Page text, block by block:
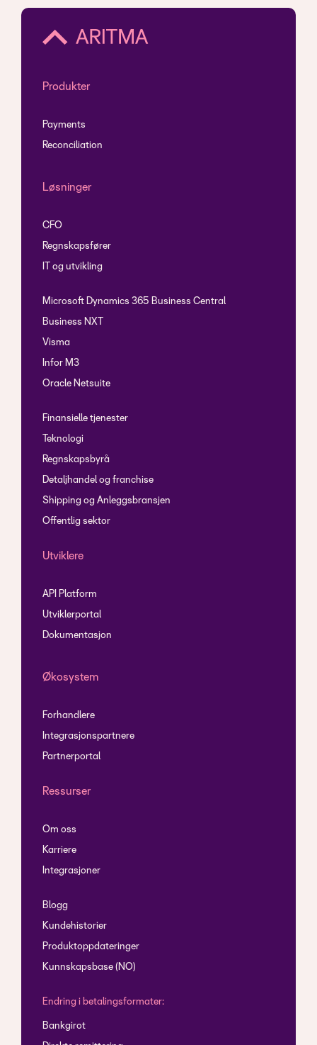
Produkter
Payments
Reconciliation
Løsninger
CFO
Regnskapsfører
IT og utvikling
Microsoft Dynamics 365 Business Central
Business NXT
Visma
Infor M3
Oracle Netsuite
Finansielle tjenester
Teknologi
Regnskapsbyrå
Detaljhandel og franchise
Shipping og Anleggsbransjen
Offentlig sektor
Utviklere
API Platform
Utviklerportal
Dokumentasjon
Økosystem
Forhandlere
Integrasjonspartnere
Partnerportal
Ressurser
Om oss
Karriere
Integrasjoner
Blogg
Kundehistorier
Produktoppdateringer
Kunnskapsbase (NO)
Endring i betalingsformater:
Bankgirot